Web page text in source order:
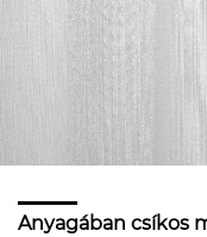
Anyagában csíkos